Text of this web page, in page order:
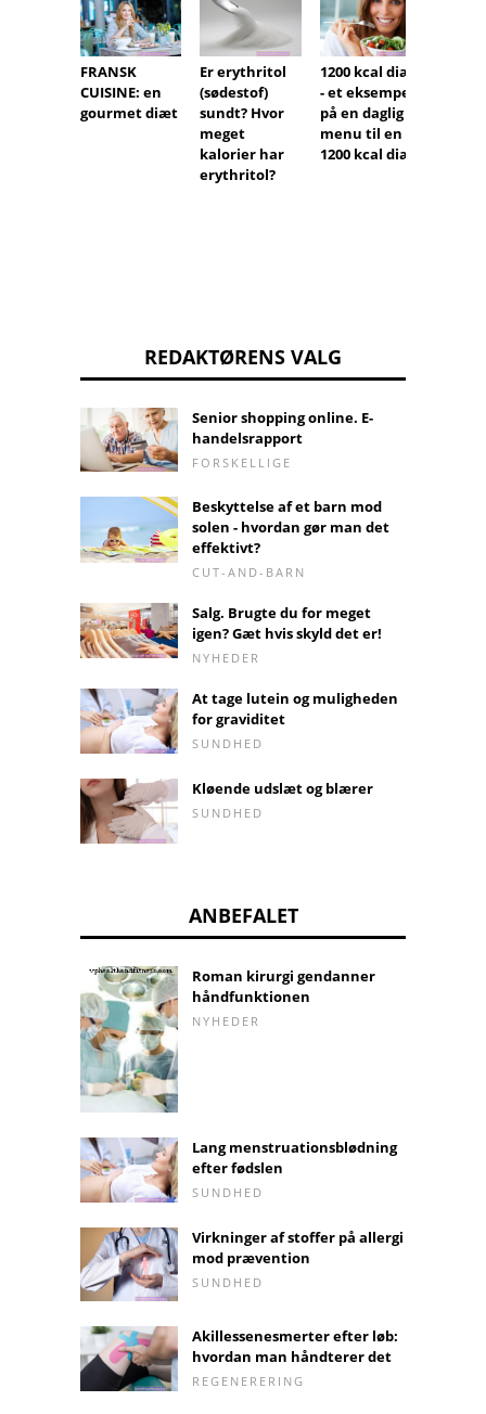
FRANSK
CUISINE: en
gourmet diæt
Er erythritol
(sødestof)
sundt? Hvor
meget
kalorier har
erythritol?
1200 kcal diæt
- et eksempel
på en daglig
menu til en
1200 kcal diæt
REDAKTØRENS VALG
Senior shopping online. E-
handelsrapport
FORSKELLIGE
Beskyttelse af et barn mod
solen - hvordan gør man det
effektivt?
CUT-AND-BARN
Salg. Brugte du for meget
igen? Gæt hvis skyld det er!
NYHEDER
At tage lutein og muligheden
for graviditet
SUNDHED
Kløende udslæt og blærer
SUNDHED
ANBEFALET
Roman kirurgi gendanner
håndfunktionen
NYHEDER
Lang menstruationsblødning
efter fødslen
SUNDHED
Virkninger af stoffer på allergi
mod prævention
SUNDHED
Akillessenesmerter efter løb:
hvordan man håndterer det
REGENERERING